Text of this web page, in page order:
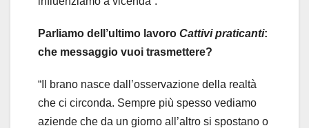
Parliamo dell’ultimo lavoro Cattivi praticanti:
che messaggio vuoi trasmettere?
“Il brano nasce dall’osservazione della realtà
che ci circonda. Sempre più spesso vediamo
aziende che da un giorno all’altro si spostano o